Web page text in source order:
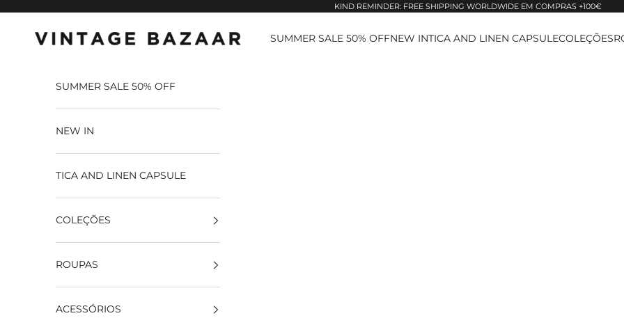
KIND REMINDER: FREE SHIPPING WORLDWIDE EM COMPRAS +100€
Vintage Bazaar SUMMER SALE 50% OFFNEW INTICA AND LINEN CAPSULECOLEÇÕES
SUMMER SALE 50% OFF
NEW IN
TICA AND LINEN CAPSULE
COLEÇÕES
ROUPAS
ACESSÓRIOS